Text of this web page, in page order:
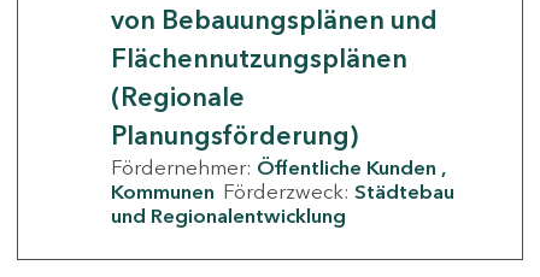
von Bebauungsplänen und
Flächennutzungsplänen
(Regionale
Planungsförderung)
Fördernehmer: Öffentliche Kunden
Kommunen Förderzweck: Städtebau
und Regionalentwicklung